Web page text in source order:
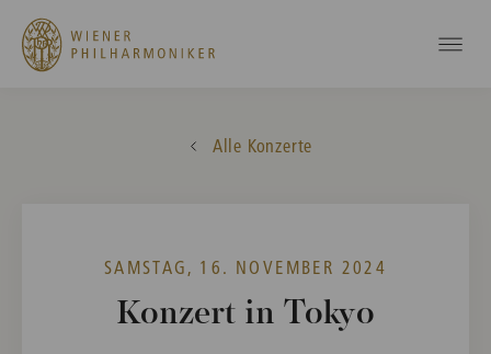
Alle Konzerte
SAMSTAG, 16. NOVEMBER 2024
Konzert in Tokyo